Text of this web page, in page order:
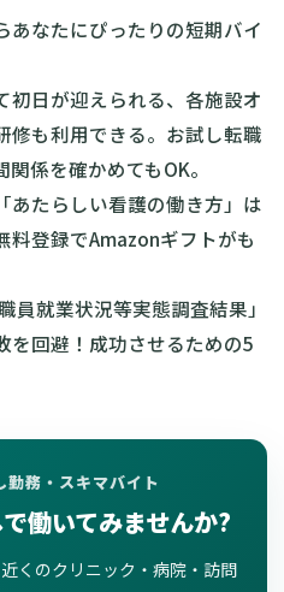
あなたにぴったりの短期バイ
初日が迎えられる、各施設オ
修も利用できる。お試し転職
係を確かめてもOK。
あたらしい看護の働き方」は
料登録でAmazonギフトがも
員就業状況等実態調査結果」
を回避！成功させるための5
勤務・スキマバイト
働いてみませんか?
くのクリニック・病院・訪問